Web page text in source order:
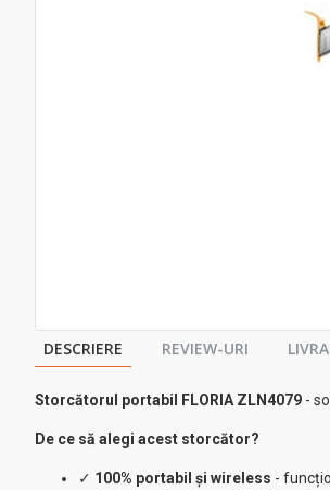
DESCRIERE REVIEW-URI
Storcătorul portabil FLORIA ZLN4079 -
De ce să alegi acest storcător?
✓ 100% portabil și wireless -